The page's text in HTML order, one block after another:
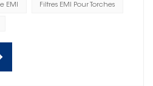
EMI Filtres EMI Pour Torches